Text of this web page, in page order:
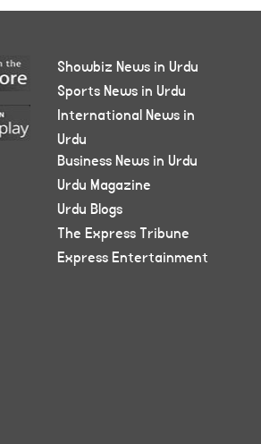
Showbiz News in Urdu
Sports News in Urdu
International News in
Urdu
Business News in Urdu
Urdu Magazine
Urdu Blogs
The Express Tribune
Express Entertainment